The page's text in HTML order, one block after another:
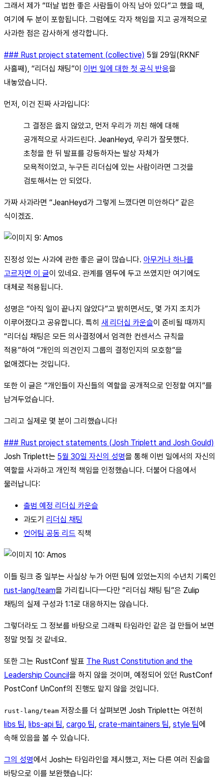
그래서 제가 “떠날 법한 좋은 사람들이 아직 남아 있다”고 했을 때,
여기에 두 분이 포함됩니다. 그럼에도 각자 책임을 지고 공개적으로
사과한 점은 감사하게 생각합니다.
### Rust project statement (collective) 5월 29일(RKNF
사흘째), “리더십 채팅”이 이번 일에 대한 첫 공식 반응을
내놓았습니다.
먼저, 이건 진짜 사과입니다:
그 결정은 옳지 않았고, 먼저 우리가 끼친 해에 대해
공개적으로 사과드린다. JeanHeyd, 우리가 잘못했다.
초청을 한 뒤 발표를 강등하자는 발상 자체가
모욕적이었고, 누구든 리더십에 있는 사람이라면 그것을
검토해서는 안 되었다.
가짜 사과라면 “JeanHeyd가 그렇게 느꼈다면 미안하다” 같은
식이겠죠.
진정성 있는 사과에 관한 좋은 글이 많습니다. 아무거나 하나를
고르자면 이 글이 있네요. 관계를 염두에 두고 쓰였지만 여기에도
대체로 적용됩니다.
성명은 “아직 일이 끝나지 않았다”고 밝히면서도, 몇 가지 조치가
이루어졌다고 공유합니다. 특히 새 리더십 카운슬이 준비될 때까지
“리더십 채팅은 모든 의사결정에서 엄격한 컨센서스 규칙을
적용”하여 “개인의 의견인지 그룹의 결정인지의 모호함”을
없애겠다는 것입니다.
또한 이 글은 “개인들이 자신들의 역할을 공개적으로 인정할 여지”를
남겨두었습니다.
그리고 실제로 몇 분이 그리했습니다!
### Rust project statements (Josh Triplett and Josh Gould)
Josh Triplett는 5월 30일 자신의 성명을 통해 이번 일에서의 자신의
역할을 사과하고 개인적 책임을 인정했습니다. 더불어 다음에서
물러납니다:
출범 예정 리더십 카운슬
과도기 리더십 채팅
언어팀 공동 리드 직책
이들 링크 중 일부는 사실상 누가 어떤 팀에 있었는지의 수년치 기록인
rust-lang/team을 가리킵니다—다만 “리더십 채팅 팀”은 Zulip
채팅의 실제 구성과 1:1로 대응하지는 않습니다.
그렇더라도 그 정보를 바탕으로 그래픽 타임라인 같은 걸 만들어 보면
정말 멋질 것 같네요.
또한 그는 RustConf 발표 The Rust Constitution and the
Leadership Council을 하지 않을 것이며, 예정되어 있던 RustConf
PostConf UnConf의 진행도 맡지 않을 것입니다.
rust-lang/team 저장소를 더 살펴보면 Josh Triplett는 여전히
libs 팀, libs-api 팀, cargo 팀, crate-maintainers 팀, style 팀에
속해 있음을 볼 수 있습니다.
그의 성명에서 Josh는 타임라인을 제시했고, 저는 다른 여러 진술을
바탕으로 이를 보완했습니다: